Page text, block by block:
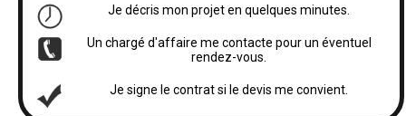
Je décris mon projet en quelques minutes.
Un chargé d'affaire me contacte pour un éventuel
rendez-vous.
Je signe le contrat si le devis me convient.